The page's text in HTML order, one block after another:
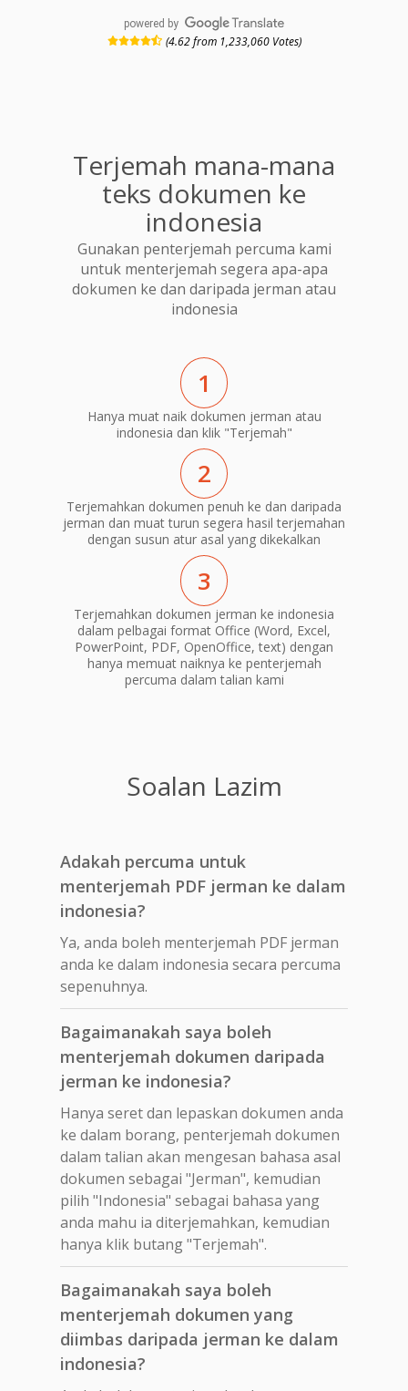
powered by
(4.62 from 1,233,060 Votes)
Terjemah mana-mana
teks dokumen ke
indonesia
Gunakan penterjemah percuma kami
untuk menterjemah segera apa-apa
dokumen ke dan daripada jerman atau
indonesia
1
Hanya muat naik dokumen jerman atau
indonesia dan klik "Terjemah"
2
Terjemahkan dokumen penuh ke dan daripada
jerman dan muat turun segera hasil terjemahan
dengan susun atur asal yang dikekalkan
3
Terjemahkan dokumen jerman ke indonesia
dalam pelbagai format Office (Word, Excel,
PowerPoint, PDF, OpenOffice, text) dengan
hanya memuat naiknya ke penterjemah
percuma dalam talian kami
Soalan Lazim
Adakah percuma untuk
menterjemah PDF jerman ke dalam
indonesia?
Ya, anda boleh menterjemah PDF jerman
anda ke dalam indonesia secara percuma
sepenuhnya.
Bagaimanakah saya boleh
menterjemah dokumen daripada
jerman ke indonesia?
Hanya seret dan lepaskan dokumen anda
ke dalam borang, penterjemah dokumen
dalam talian akan mengesan bahasa asal
dokumen sebagai "Jerman", kemudian
pilih "Indonesia" sebagai bahasa yang
anda mahu ia diterjemahkan, kemudian
hanya klik butang "Terjemah".
Bagaimanakah saya boleh
menterjemah dokumen yang
diimbas daripada jerman ke dalam
indonesia?